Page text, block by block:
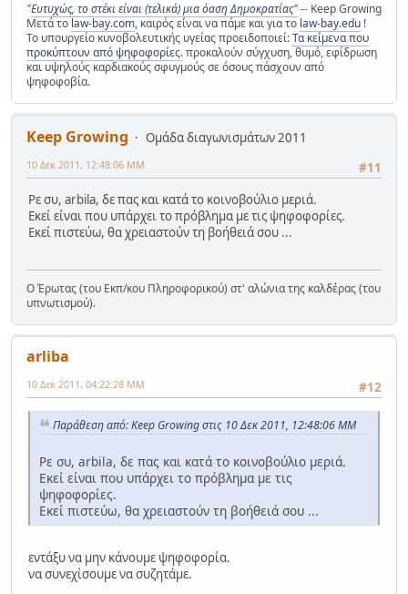
"Ευτυχώς, το στέκι είναι (τελικά) μια όαση Δημοκρατίας"-- Keep Growing
Μετά το law-bay.com, καιρός είναι να πάμε και για το law-bay.edu !
Το υπουργείο κυνοβολευτικής υγείας προειδοποιεί:Τα κείμενα που
προκύπτουν από ψηφοφορίες.προκαλούν σύγχυση, θυμό, εφίδρωση
και υψηλούς καρδιακούς σφυγμούς σε όσους πάσχουν από
ψηφοφοβία.
Keep Growing
Ομάδα διαγωνισμάτων 2011
#11
10 Δεκ 2011, 12:48:06 ΜΜ
Ρε συ, arbila, δε πας και κατά το κοινοβούλιο μεριά.
Εκεί είναι που υπάρχει το πρόβλημα με τις ψηφοφορίες.
Εκεί πιστεύω, θα χρειαστούν τη βοήθειά σου ...
Ο Έρωτας (του Εκπ/κου Πληροφορικού) στ' αλώνια της καλδέρας (του
υπνωτισμού).
arliba
#12
10 Δεκ 2011, 04:22:28 ΜΜ
Παράθεση από: Keep Growing στις 10 Δεκ 2011, 12:48:06 ΜΜ
Ρε συ, arbila, δε πας και κατά το κοινοβούλιο μεριά.
Εκεί είναι που υπάρχει το πρόβλημα με τις
ψηφοφορίες.
Εκεί πιστεύω, θα χρειαστούν τη βοήθειά σου ...
εντάξυ να μην κάνουμε ψηφοφορία.
να συνεχίσουμε να συζητάμε.